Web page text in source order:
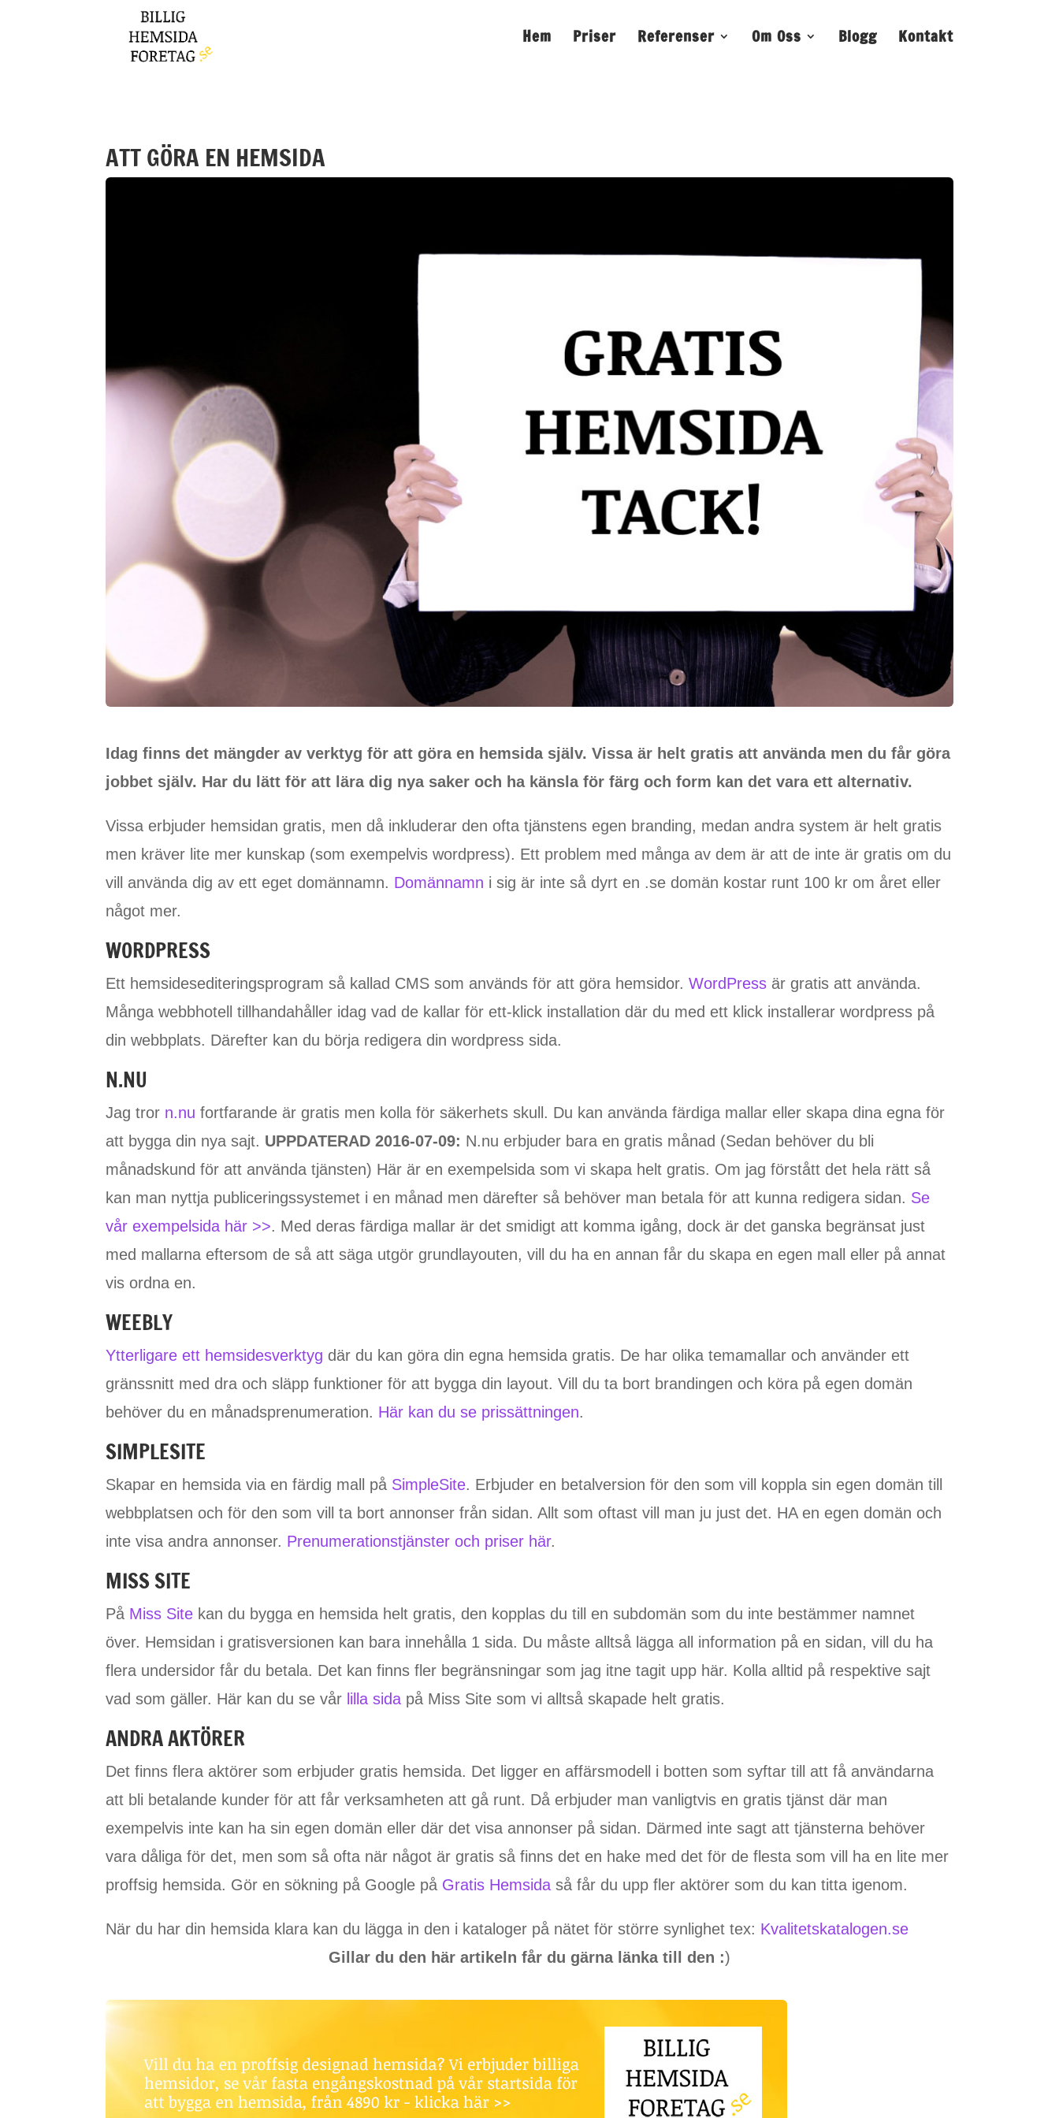
Hem Priser Referenser Om Oss Blogg Kontakt
ATT GÖRA EN HEMSIDA
Idag finns det mängder av verktyg för att göra en hemsida själv. Vissa är helt gratis att använda men du får göra
jobbet själv. Har du lätt för att lära dig nya saker och ha känsla för färg och form kan det vara ett alternativ.
Vissa erbjuder hemsidan gratis, men då inkluderar den ofta tjänstens egen branding, medan andra system är helt gratis
men kräver lite mer kunskap (som exempelvis wordpress). Ett problem med många av dem är att de inte är gratis om du
vill använda dig av ett eget domännamn. Domännamn i sig är inte så dyrt en .se domän kostar runt 100 kr om året eller
något mer.
WORDPRESS
Ett hemsidesediteringsprogram så kallad CMS som används för att göra hemsidor.WordPress är gratis att använda.
Många webbhotell tillhandahåller idag vad de kallar för ett-klick installation där du med ett klick installerar wordpress på
din webbplats. Därefter kan du börja redigera din wordpress sida.
N.NU
Jag tror n.nu fortfarande är gratis men kolla för säkerhets skull. Du kan använda färdiga mallar eller skapa dina egna för
att bygga din nya sajt. UPPDATERAD 2016-07-09: N.nu erbjuder bara en gratis månad (Sedan behöver du bli
månadskund för att använda tjänsten) Här är en exempelsida som vi skapa helt gratis. Om jag förstått det hela rätt så
kan man nyttja publiceringssystemet i en månad men därefter så behöver man betala för att kunna redigera sidan. Se
vår exempelsida här >>. Med deras färdiga mallar är det smidigt att komma igång, dock är det ganska begränsat just
med mallarna eftersom de så att säga utgör grundlayouten, vill du ha en annan får du skapa en egen mall eller på annat
vis ordna en.
WEEBLY
Ytterligare ett hemsidesverktyg där du kan göra din egna hemsida gratis. De har olika temamallar och använder ett
gränssnitt med dra och släpp funktioner för att bygga din layout. Vill du ta bort brandingen och köra på egen domän
behöver du en månadsprenumeration. Här kan du se prissättningen.
SIMPLESITE
Skapar en hemsida via en färdig mall på SimpleSite. Erbjuder en betalversion för den som vill koppla sin egen domän till
webbplatsen och för den som vill ta bort annonser från sidan. Allt som oftast vill man ju just det. HA en egen domän och
inte visa andra annonser. Prenumerationstjänster och priser här.
MISS SITE
På Miss Site kan du bygga en hemsida helt gratis, den kopplas du till en subdomän som du inte bestämmer namnet
över. Hemsidan i gratisversionen kan bara innehålla 1 sida. Du måste alltså lägga all information på en sidan, vill du ha
flera undersidor får du betala. Det kan finns fler begränsningar som jag itne tagit upp här. Kolla alltid på respektive sajt
vad som gäller. Här kan du se vår lilla sida på Miss Site som vi alltså skapade helt gratis.
ANDRA AKTÖRER
Det finns flera aktörer som erbjuder gratis hemsida. Det ligger en affärsmodell i botten som syftar till att få användarna
att bli betalande kunder för att får verksamheten att gå runt. Då erbjuder man vanligtvis en gratis tjänst där man
exempelvis inte kan ha sin egen domän eller där det visa annonser på sidan. Därmed inte sagt att tjänsterna behöver
vara dåliga för det, men som så ofta när något är gratis så finns det en hake med det för de flesta som vill ha en lite mer
proffsig hemsida. Gör en sökning på Google på Gratis Hemsida så får du upp fler aktörer som du kan titta igenom.
När du har din hemsida klara kan du lägga in den i kataloger på nätet för större synlighet tex: Kvalitetskatalogen.se
Gillar du den här artikeln får du gärna länka till den :)